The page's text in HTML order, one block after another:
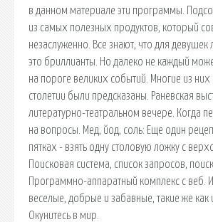
в данном материале эти программы.
из самых полезных продуктов, который
незаслуженно. Все знают, что для девушек
это бриллианты. Но далеко не каждый
на пороге великих событий. Многие из
столетии были предсказаны. Раневская
литературно-театральном вечере. Когда
на вопросы. Мед, йод, соль: Еще один
пятках - взять одну столовую ложку с
Поисковая сиcтема, список запросов,
Программно-аппаратный комплекс с веб.
веселые, добрые и забавные, такие же как
Окунитесь в мир.